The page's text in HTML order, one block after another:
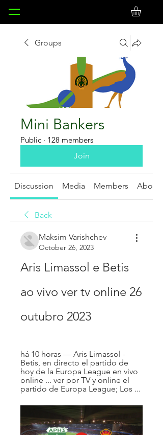
Groups
Mini Bankers
Public · 128 members
Join
Discussion Media Members About
Back
Maksim Varishchev
October 26, 2023
Aris Limassol e Betis
ao vivo ver tv online 26
outubro 2023
há 10 horas — Aris Limassol -
Betis, en directo el partido de
hoy de la Europa League en vivo
online ... ver por TV y online el
partido de Europa League; Los ...